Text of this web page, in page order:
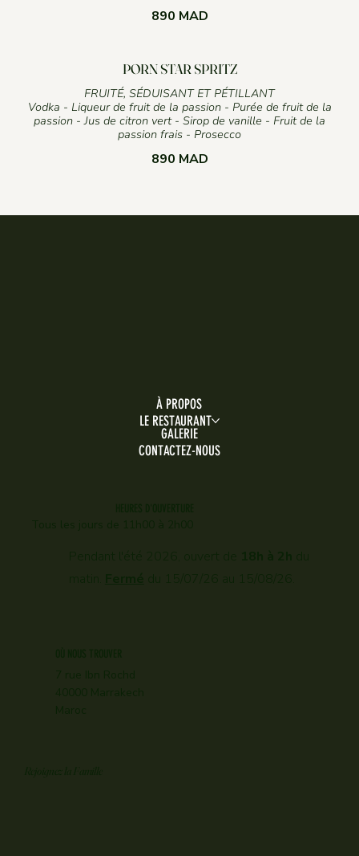
890 MAD
PORN STAR SPRITZ
FRUITÉ, SÉDUISANT ET PÉTILLANT
Vodka - Liqueur de fruit de la passion - Purée de fruit de la
passion - Jus de citron vert - Sirop de vanille - Fruit de la
passion frais - Prosecco
890 MAD
À PROPOS
LE RESTAURANT
GALERIE
CONTACTEZ-NOUS